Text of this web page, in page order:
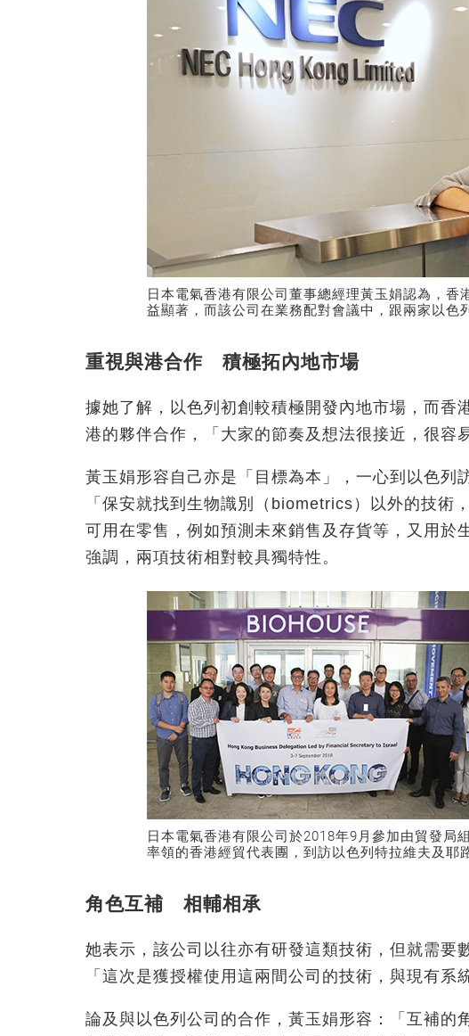
日本電氣香港有限公司董事總經理黃玉娟認為，香
益顯著，而該公司在業務配對會議中，跟兩家以色
重視與港合作 積極拓內地市場
據她了解，以色列初創較積極開發內地市場，而香
港的夥伴合作，「大家的節奏及想法很接近，很容
黃玉娟形容自己亦是「目標為本」，一心到以色列
「保安就找到生物識別（biometrics）以外的技術
可用在零售，例如預測未來銷售及存貨等，又用於
強調，兩項技術相對較具獨特性。
日本電氣香港有限公司於2018年9月參加由貿發局
率領的香港經貿代表團，到訪以色列特拉維夫及耶
角色互補 相輔相承
她表示，該公司以往亦有研發這類技術，但就需要
「這次是獲授權使用這兩間公司的技術，與現有系
論及與以色列公司的合作，黃玉娟形容：「互補的